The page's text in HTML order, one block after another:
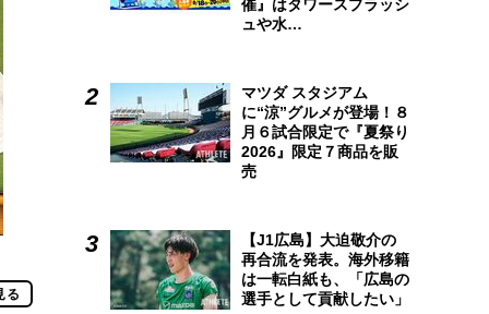
る
催』はタワースプラッシ
ュや水…
マツダ スタジアム
に“涼”グルメが登場！８
月６試合限定で『夏祭り
2026』限定７商品を販
売
【J1広島】大迫敬介の
再合流を発表。海外移籍
は一転白紙も、「広島の
選手として貢献したい」